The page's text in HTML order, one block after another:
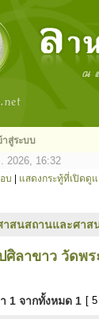
าสู่ระบบ
2026, 16:32
บ แสดงกระทู้ที่เปิดดู
าสนสถานและศาส
ศิลาขาว วัดพ
1 จากทั้งหมด 1 [